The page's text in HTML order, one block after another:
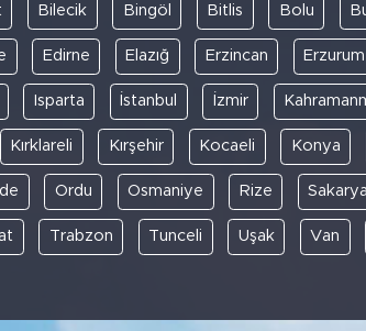
Bilecik Bingöl Bitlis Bolu
Edirne Elazığ Erzincan Erzurum
Isparta İstanbul İzmir
Kırklareli Kırşehir Kocaeli Konya
Ordu Osmaniye Rize Sakarya
Trabzon Tunceli Uşak Van